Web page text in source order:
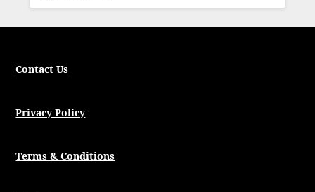
Contact Us
Privacy Policy
Terms & Conditions